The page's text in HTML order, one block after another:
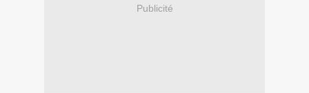
Publicité